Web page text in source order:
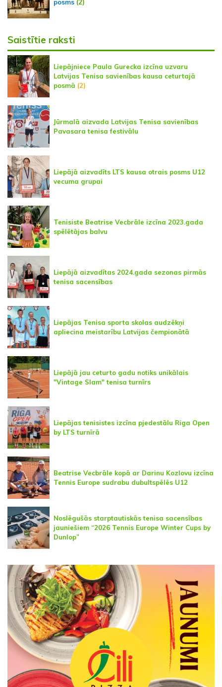
posms (2)
Saistītie raksti
Liepājniece Paula Gurecka izcīna uzvaru
Latvijas Tenisa savienības kausa ceturtajā
posmā (2)
Jūrmalā aizvada Latvijas Tenisa savienības
Pavasara tenisa festivālu
Liepājā aizvadīts LTS kausa otrais posms U12
vecuma grupai
Tenisiste Beatrise Vecbrāle izcīna 2023.gada
spēlētājas balvu
Liepājā aizvadītas 2024.gada sezonas pirmās
tenisa sacensības
Liepājas Tenisa sporta skolas audzēkņi
apliecina meistarību Latvijas čempionātā
Liepājā jau ceturto gadu notiks unikālais
"Vintage Slam" tenisa turnīrs
Liepājas tenisistes izcīna pjedestālu Riga Open
by LTS turnīrā
Beatrise Vecbrāle kopā ar Darinu Kozlovu izcīna
Tennis Europe sudrabu dubultspēlēs U12
Noslēgušās starptautiskās tenisa sacensības
jauniešiem “2026 Tennis Europe Winter Cups by
Dunlop”